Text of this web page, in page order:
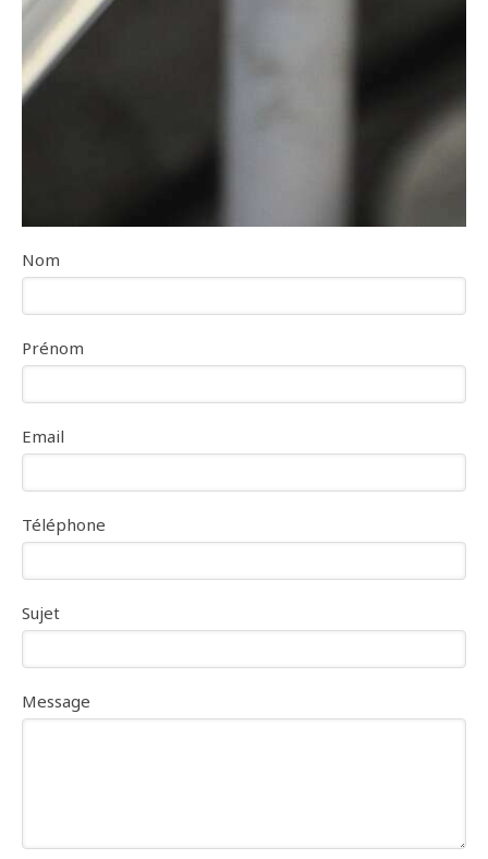
Nom
Prénom
Email
Téléphone
Sujet
Message